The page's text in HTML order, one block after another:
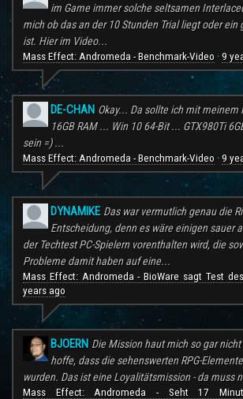
im Game immer solche seltsamen
mich ob das an der 10 Stunden Trial liegt oder ein
ist. Hier im Video...
Mass Effect: Andromeda - Benchmark-Video · 9
DE-CHAN Okay... Da sollte ich mit meinem
16GB RAM ... Win 10 64-Bit ... GTX980Ti
sein =) ...
Mass Effect: Andromeda - Benchmark-Video · 9
DYNAMIKE Das war vermutlich genau die
Entscheidung, denn es wäre einigen sauer
der Techtest PC-Spielern vorenthalten wird, die
Probleme damit haben auf eine...
Mass Effect: Andromeda - BioWare sagt Test
years ago
BJOERN Die Mission haut mich so gar
hoffe, dass die sehenswerten RPG-
wurden. Das ist eine Loyalitätsmission - da muss
Mass Effect: Andromeda - Seht 17